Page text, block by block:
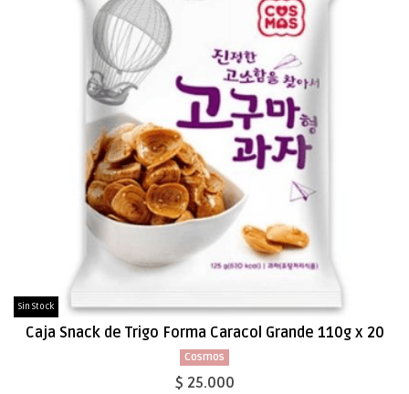
Sin Stock
Caja Snack de Trigo Forma Caracol Grande 110g x 20
Cosmos
$ 25.000